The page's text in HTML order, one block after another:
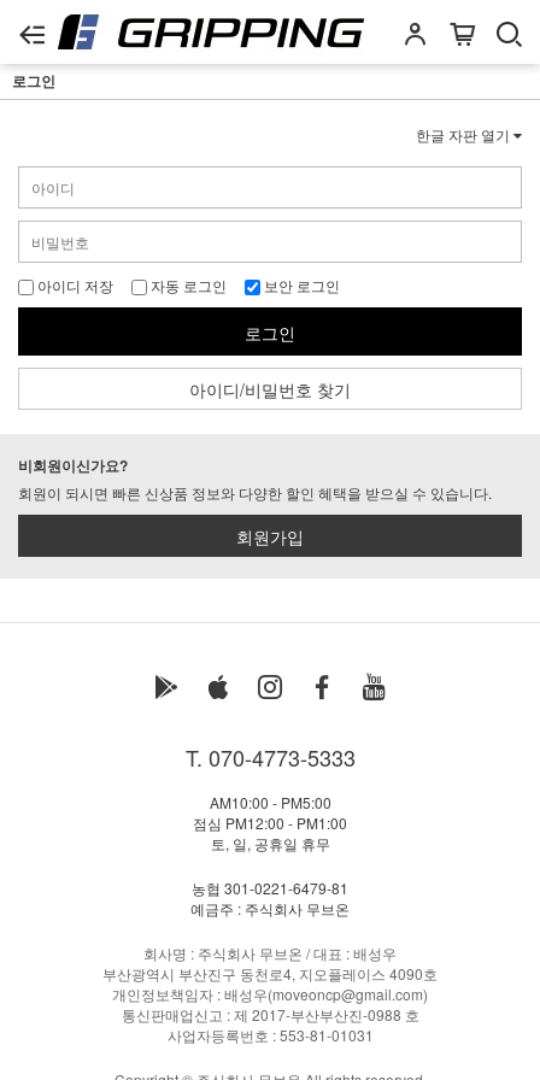
로그인
한글 자판 열기
아이디 저장 자동 로그인 보안 로그인
로그인
아이디/비밀번호 찾기
비회원이신가요?
회원이 되시면 빠른 신상품 정보와 다양한 할인 혜택을 받으실 수 있습니다.
회원가입
T. 070-4773-5333
AM10:00 - PM5:00
점심 PM12:00 - PM1:00
토, 일, 공휴일 휴무
농협 301-0221-6479-81
예금주 : 주식회사 무브온
회사명 : 주식회사 무브온 / 대표 : 배성우
부산광역시 부산진구 동천로4, 지오플레이스 4090호
개인정보책임자 : 배성우(moveoncp@gmail.com)
통신판매업신고 : 제 2017-부산부산진-0988 호
사업자등록번호 : 553-81-01031